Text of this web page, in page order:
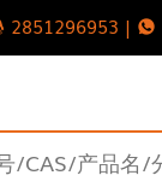
2851296953 |